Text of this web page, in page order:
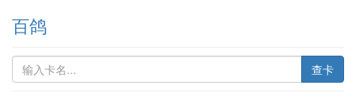
百鸽
查卡